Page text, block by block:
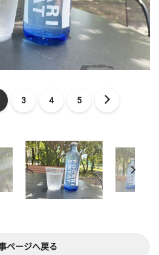
3 4 5
ページへ戻る